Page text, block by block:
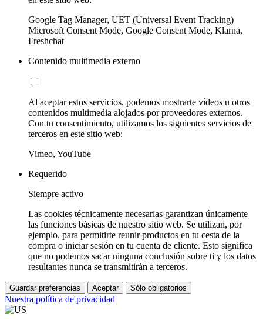
Google Tag Manager, UET (Universal Event Tracking)
Microsoft Consent Mode, Google Consent Mode, Klarna,
Freshchat
Contenido multimedia externo
Al aceptar estos servicios, podemos mostrarte vídeos u otros
contenidos multimedia alojados por proveedores externos.
Con tu consentimiento, utilizamos los siguientes servicios de
terceros en este sitio web:
Vimeo, YouTube
Requerido
Siempre activo
Las cookies técnicamente necesarias garantizan únicamente
las funciones básicas de nuestro sitio web. Se utilizan, por
ejemplo, para permitirte reunir productos en tu cesta de la
compra o iniciar sesión en tu cuenta de cliente. Esto significa
que no podemos sacar ninguna conclusión sobre ti y los datos
resultantes nunca se transmitirán a terceros.
Guardar preferencias Aceptar Sólo obligatorios
Nuestra política de privacidad